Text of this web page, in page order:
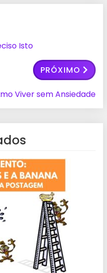
Isto
PRÓXIMO
Viver sem Ansiedade